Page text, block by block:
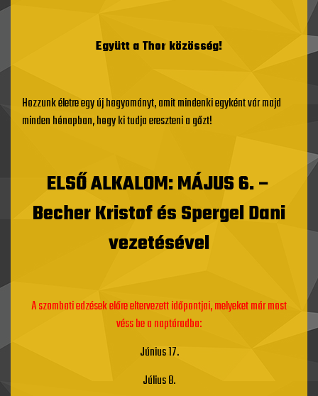
Együtt a Thor közösség!
Hozzunk életre egy új hagyományt, amit mindenki egyként vár majd
minden hónapban, hogy ki tudja ereszteni a gőzt!
ELSŐ ALKALOM: MÁJUS 6. –
Becher Kristof és Spergel Dani
vezetésével
A szombati edzések előre eltervezett időpontjai, melyeket már most
véss be a naptáradba:
Június 17.
Július 8.